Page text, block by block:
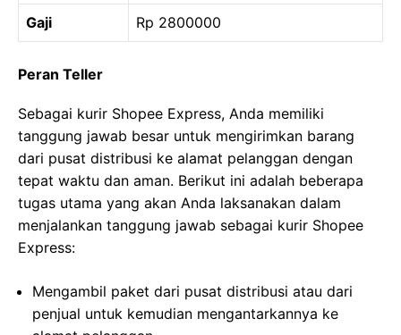
Gaji Rp 2800000
Peran Teller
Sebagai kurir Shopee Express, Anda memiliki
tanggung jawab besar untuk mengirimkan barang
dari pusat distribusi ke alamat pelanggan dengan
tepat waktu dan aman. Berikut ini adalah beberapa
tugas utama yang akan Anda laksanakan dalam
menjalankan tanggung jawab sebagai kurir Shopee
Express:
Mengambil paket dari pusat distribusi atau dari
penjual untuk kemudian mengantarkannya ke